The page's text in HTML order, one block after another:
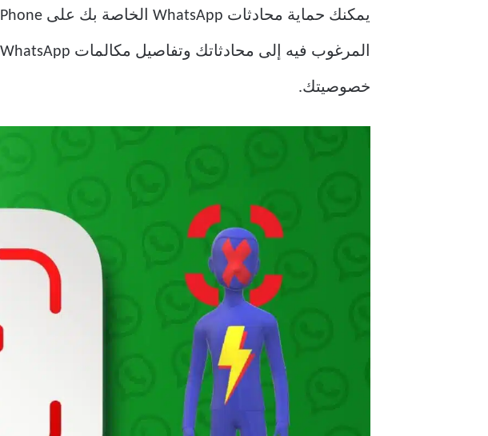
يمكنك حماية محادثات WhatsApp الخاصة بك على iPhone الخاص بك بمساعدة
خصوصيتك.